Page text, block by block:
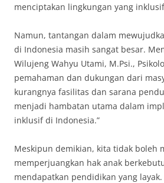
menciptakan lingkungan yang
Namun, tantangan dalam
di Indonesia masih sangat besar.
Wilujeng Wahyu Utami, M.Psi.,
pemahaman dan dukungan dari
kurangnya fasilitas dan sarana
menjadi hambatan utama dalam
inklusif di Indonesia.”
Meskipun demikian, kita tidak boleh
memperjuangkan hak anak
mendapatkan pendidikan yang